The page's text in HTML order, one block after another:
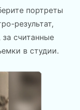
портреты
результат,
считанные
в студии.